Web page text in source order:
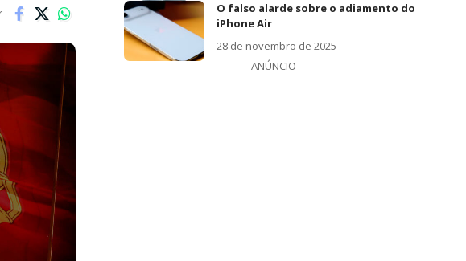
O falso alarde sobre o adiamento do
iPhone Air
28 de novembro de 2025
- ANÚNCIO -